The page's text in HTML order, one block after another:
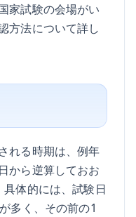
家試験の会場がい
方法について詳し
れる時期は、例年
から逆算しておお
体的には、試験日
多く、その前の1